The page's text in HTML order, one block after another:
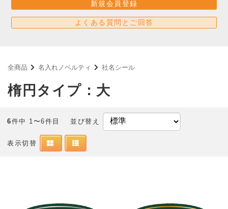
新規会員登録
よくある質問とご回答
全商品 名入れノベルティ 社名シール
楕円タイプ：大
6件中 1〜6件目 並び替え
表示切替